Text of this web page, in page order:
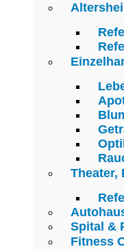
Theater,
Spital &
Fitness